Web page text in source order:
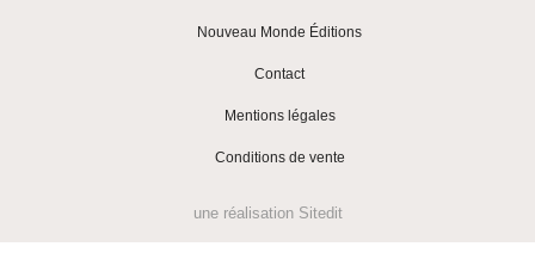
Nouveau Monde Éditions
Contact
Mentions légales
Conditions de vente
une réalisation Sitedit